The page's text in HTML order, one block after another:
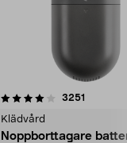
3251
Klädvård
Noppborttagare
4.5av 5 stjärnor